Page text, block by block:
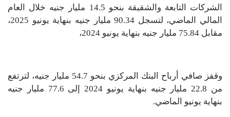
الشركات التابعة والشقيقة بنحو 14.5 مليار جنيه خلال العام
المالي الماضي، لتسجل 90.34 مليار جنيه بنهاية يونيو 2025،
مقابل 75.84 مليار جنيه بنهاية يونيو 2024،
وقفز صافي أرباح البنك المركزي بنحو 54.7 مليار جنيه، لترتفع
من 22.8 مليار جنيه بنهاية يونيو 2024 إلى 77.6 مليار جنيه
بنهاية يونيو الماضي.